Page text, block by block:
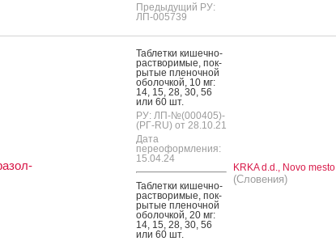
Предыдущий РУ:
ЛП-005739
Таб­летки ки­шеч­но­
рас­тво­римые, пок­
ры­тые пле­ноч­ной
обо­лоч­кой, 10 мг:
14, 15, 28, 30, 56
или 60 шт.
РУ: ЛП-№(000405)-
(РГ-RU) от 28.10.21
Дата
переоформления:
15.04.24
Таб­летки ки­шеч­но­
рас­тво­римые, пок­
ры­тые пле­ноч­ной
обо­лоч­кой, 20 мг:
14, 15, 28, 30, 56
или 60 шт.
KRKA d.d., Novo mesto
(Словения)